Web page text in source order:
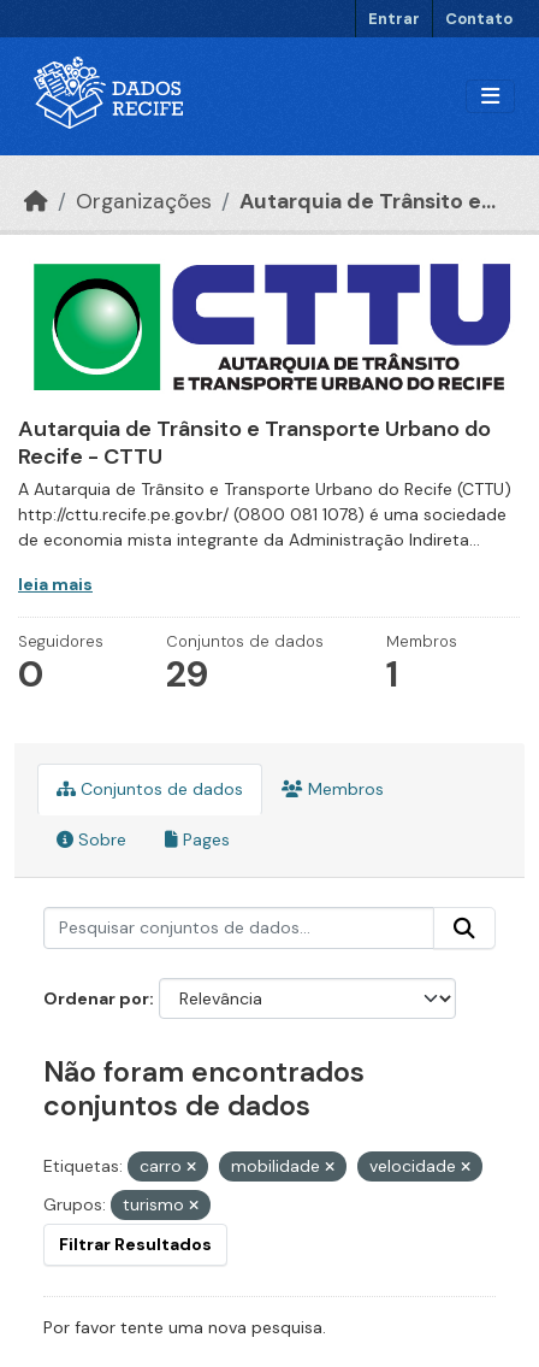
Entrar Contato
Organizações Autarquia de Trânsito e...
Autarquia de Trânsito e Transporte Urbano do
Recife - CTTU
A Autarquia de Trânsito e Transporte Urbano do Recife (CTTU)
http://cttu.recife.pe.gov.br/ (0800 081 1078) é uma sociedade
de economia mista integrante da Administração Indireta...
leia mais
Seguidores
0
Conjuntos de dados
29
Membros
1
Conjuntos de dados Membros
Sobre Pages
Ordenar por
Não foram encontrados
conjuntos de dados
Etiquetas: carro mobilidade
velocidade
Grupos:
turismo
Filtrar Resultados
Por favor tente uma nova pesquisa.